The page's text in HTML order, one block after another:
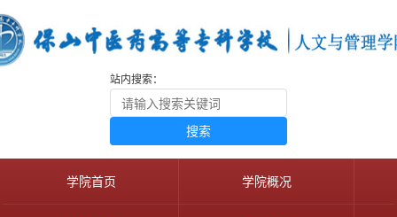
站内搜索：
搜索
学院首页 学院概况